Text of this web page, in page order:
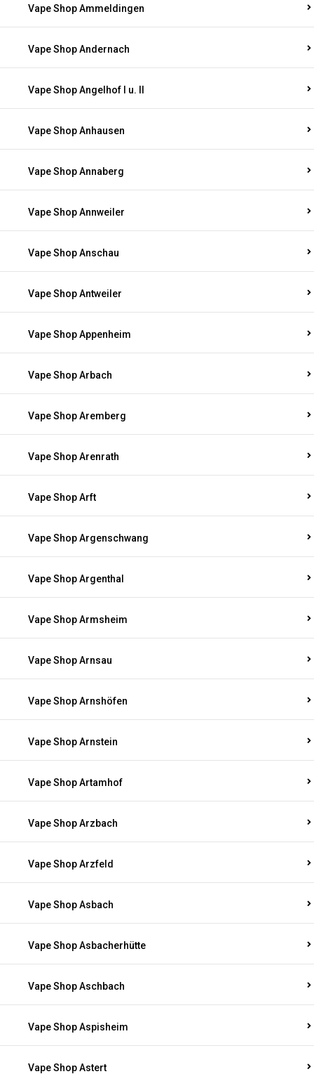
Vape Shop Ammeldingen
Vape Shop Andernach
Vape Shop Angelhof I u. II
Vape Shop Anhausen
Vape Shop Annaberg
Vape Shop Annweiler
Vape Shop Anschau
Vape Shop Antweiler
Vape Shop Appenheim
Vape Shop Arbach
Vape Shop Aremberg
Vape Shop Arenrath
Vape Shop Arft
Vape Shop Argenschwang
Vape Shop Argenthal
Vape Shop Armsheim
Vape Shop Arnsau
Vape Shop Arnshöfen
Vape Shop Arnstein
Vape Shop Artamhof
Vape Shop Arzbach
Vape Shop Arzfeld
Vape Shop Asbach
Vape Shop Asbacherhütte
Vape Shop Aschbach
Vape Shop Aspisheim
Vape Shop Astert